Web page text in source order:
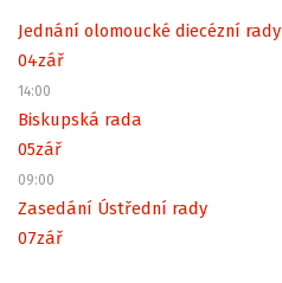
Jednání olomoucké diecézní rady
04zář
14:00
Biskupská rada
05zář
09:00
Zasedání Ústřední rady
07zář